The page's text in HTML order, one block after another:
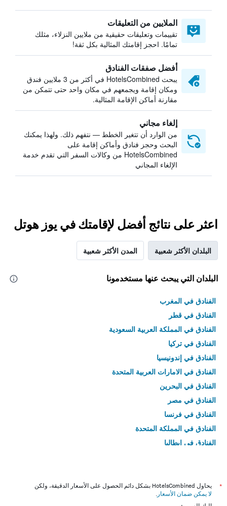
الملايين من التعليقات
تقييمات وتعليقات حقيقية من ملايين النزلاء، مثلك
تمامًا. احجز إقامتك المثالية بكل ثقة!
أفضل صفقات الفنادق
يبحث HotelsCombined في أكثر من 3 ملايين فندق
ومكان إقامة ويجمعهم في مكان واحد حتى تتمكن من
مقارنة أماكن الإقامة المثالية.
إلغاء مجاني
من الوارد أن تتغير الخطط — نتفهم ذلك. ولهذا يمكنك
البحث وحجز فنادق وأماكن إقامة على
HotelsCombined من وكالات السفر التي تقدم خدمة
الإلغاء المجاني
اعثر على نتائج أفضل لإقامتك في يوز هوتل
البلدان الأكثر شعبية المدن الأكثر شعبية
البلدان التي يبحث عنها مستخدمونا
الفنادق في المغرب
الفنادق في قطر
الفنادق في المملكة العربية السعودية
الفنادق في تركيا
الفنادق في إندونيسيا
الفنادق في الامارات العربية المتحدة
الفنادق في البحرين
الفنادق في مصر
الفنادق في فرنسا
الفنادق في المملكة المتحدة
الفنادق في إيطاليا
*
يحاول HotelsCombined بشكل دائم الحصول على الأسعار الدقيقة، ولكن
لا يمكن ضمان الأسعار .